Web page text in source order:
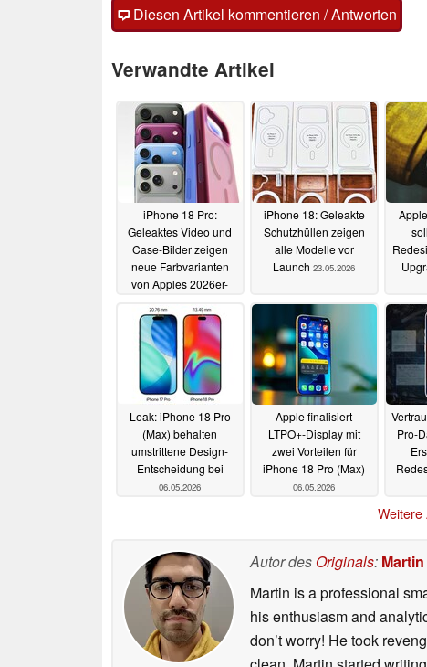
Diesen Artikel kommentieren / Antworten
Verwandte Artikel
iPhone 18 Pro:
Geleaktes Video und
Case-Bilder zeigen
neue Farbvarianten
von Apples 2026er-
iPhone 18: Geleakte
Schutzhüllen zeigen
alle Modelle vor
Launch 23.05.2026
Leak: iPhone 18 Pro
(Max) behalten
umstrittene Design-
Entscheidung bei
06.05.2026
Apple finalisiert
LTPO+-Display mit
zwei Vorteilen für
iPhone 18 Pro (Max)
06.05.2026
Pro-
Weitere
Autor des Originals:
Martin is a professional
his enthusiasm and
don’t worry! He took